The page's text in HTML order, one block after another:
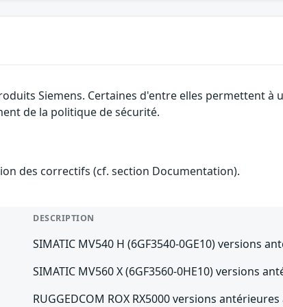
Siemens. Certaines d'entre elles permettent
de la politique de sécurité.
des correctifs (cf. section Documentation).
DESCRIPTION
SIMATIC MV540 H (6GF3540-0GE10) versions
SIMATIC MV560 X (6GF3560-0HE10) versions
RUGGEDCOM ROX RX5000 versions antérieures